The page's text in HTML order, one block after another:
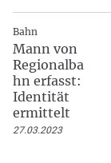
Bahn
Mann von
Regionalba
hn erfasst:
Identität
ermittelt
27.03.2023